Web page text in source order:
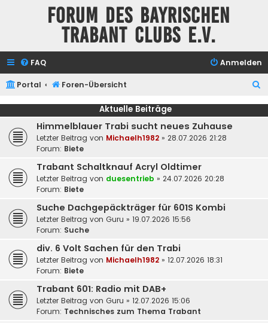
Forum des Bayrischen
Trabant Clubs e.V.
FAQ Anmelden
Portal Foren-Übersicht
c
Aktuelle Beiträge
Himmelblauer Trabi sucht neues Zuhause
Letzter Beitrag von Michaelh1982 » 28.07.2026 21:28
Forum: Biete
Trabant Schaltknauf Acryl Oldtimer
Letzter Beitrag von duesentrieb » 24.07.2026 20:28
Forum: Biete
Suche Dachgepäckträger für 601S Kombi
Letzter Beitrag von Guru » 19.07.2026 15:56
Forum: Suche
div. 6 Volt Sachen für den Trabi
Letzter Beitrag von Michaelh1982 » 12.07.2026 18:31
Forum: Biete
Trabant 601: Radio mit DAB+
Letzter Beitrag von Guru » 12.07.2026 15:06
Forum: Technisches zum Thema Trabant